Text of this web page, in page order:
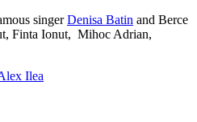
singerDenisa Batin and Berce
Finta Ionut, Mihoc Adrian,
Ilea